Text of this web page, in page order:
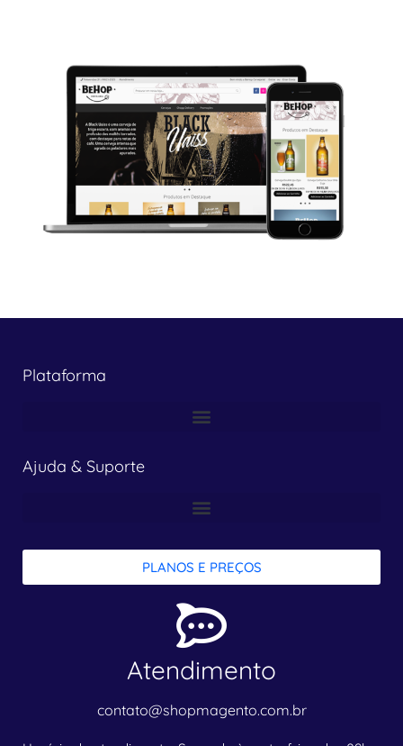
Plataforma
Ajuda & Suporte
PLANOS E PREÇOS
Atendimento
contato@shopmagento.com.br